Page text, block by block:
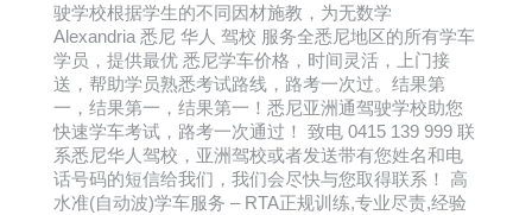
驶学校根据学生的不同因材施教，为无数学
Alexandria 悉尼 华人 驾校 服务全悉尼地区的所有学车
学员，提供最优 悉尼学车价格，时间灵活，上门接
送，帮助学员熟悉考试路线，路考一次过。结果第
一，结果第一，结果第一！悉尼亚洲通驾驶学校助您
快速学车考试，路考一次通过！ 致电 0415 139 999 联
系悉尼华人驾校，亚洲驾校或者发送带有您姓名和电
话号码的短信给我们，我们会尽快与您取得联系！ 高
水准(自动波)学车服务 – RTA正规训练,专业尽责,经验